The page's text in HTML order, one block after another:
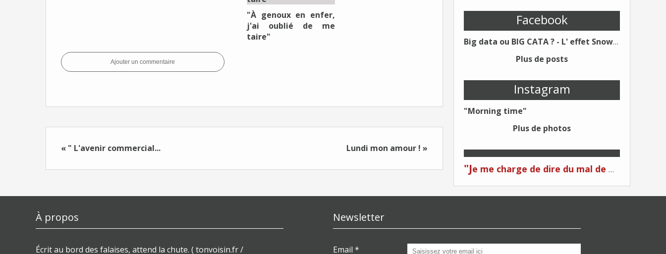
Facebook
Big data ou BIG CATA ? - L' effet Snowden - Editions Kawa - Un Éditeur différent !
Plus de posts
Instagram
"Morning time"
Plus de photos
"Je me charge de dire du mal de moi... Quand on me critique... C'est du plagiat ! "
"À genoux en enfer,
j'ai oublié de me
taire"
Ajouter un commentaire
« " L'avenir commercial... Lundi mon amour ! »
À propos
Écrit au bord des falaises, attend la chute. ( tonvoisin.fr /
Newsletter
Email